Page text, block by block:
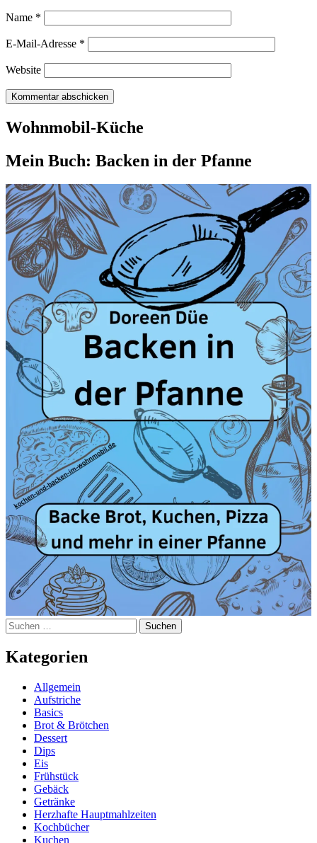
Name *
E-Mail-Adresse *
Website
Wohnmobil-Küche
Mein Buch: Backen in der Pfanne
Suchen
nach:
Kategorien
Allgemein
Aufstriche
Basics
Brot & Brötchen
Dessert
Dips
Eis
Frühstück
Gebäck
Getränke
Herzhafte Hauptmahlzeiten
Kochbücher
Kuchen